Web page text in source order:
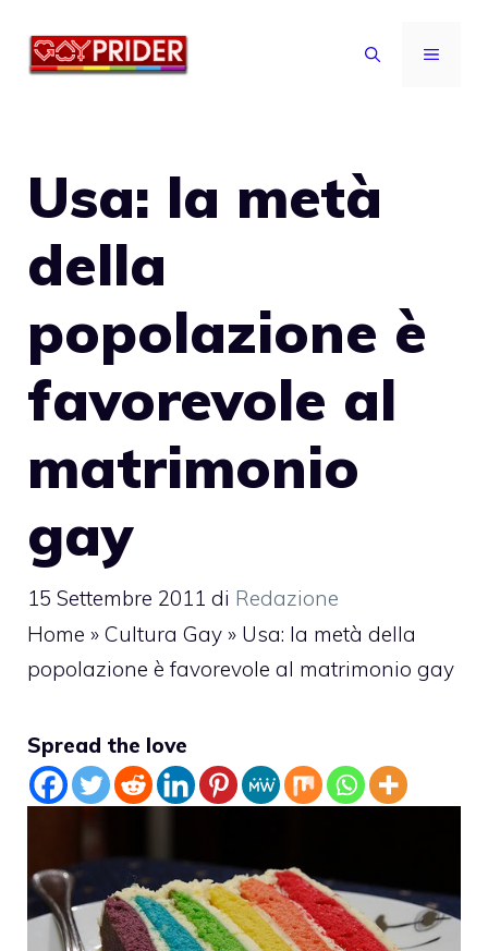
MENU
Usa: la metà
della
popolazione è
favorevole al
matrimonio
gay
15 Settembre 2011 di Redazione
Home » Cultura Gay » Usa: la metà della
popolazione è favorevole al matrimonio gay
Spread the love